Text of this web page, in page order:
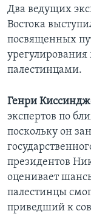
НЬЮ-ЙОРК NEW
АМЕРИКА.
ТЕСТЫ
ВИДЕО
ПОДПИСКА НА
Learning English
СОЦИАЛЬНЫЕ СЕТИ
Языки
Два ведущих
Востока
посвященных
палестинцами.
Генри
экспертов по
поскольку он
президентов
оценивает
палестинцы
приведший к